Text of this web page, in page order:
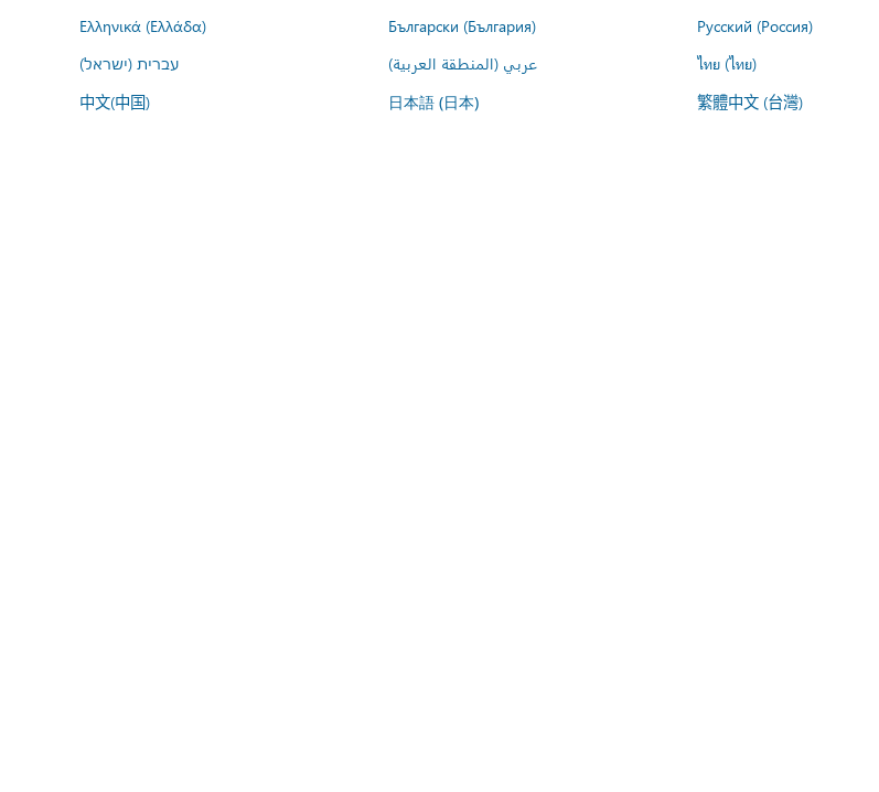
Ελληνικά (Ελλάδα)
Български (България) Русский (Россия)
עברית (ישראל)
عربي (المنطقة العربية) ไทย (ไทย)
中文(中国) 日本語 (日本) 繁體中文 (台灣)